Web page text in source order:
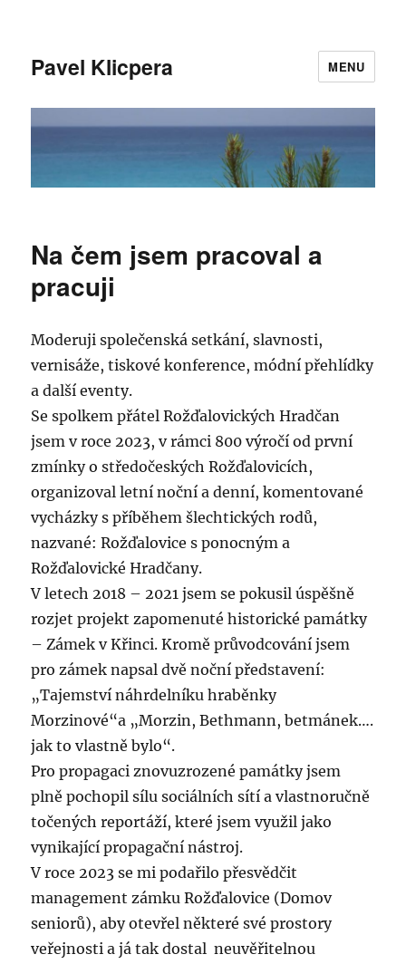
Pavel Klicpera MENU
Na čem jsem pracoval a
pracuji
Moderuji společenská setkání, slavnosti,
vernisáže, tiskové konference, módní přehlídky
a další eventy.
Se spolkem přátel Rožďalovických Hradčan
jsem v roce 2023, v rámci 800 výročí od první
zmínky o středočeských Rožďalovicích,
organizoval letní noční a denní, komentované
vycházky s příběhem šlechtických rodů,
nazvané: Rožďalovice s ponocným a
Rožďalovické Hradčany.
V letech 2018 – 2021 jsem se pokusil úspěšně
rozjet projekt zapomenuté historické památky
– Zámek v Křinci. Kromě průvodcování jsem
pro zámek napsal dvě noční představení:
„Tajemství náhrdelníku hraběnky
Morzinové“a „Morzin, Bethmann, betmánek….
jak to vlastně bylo“.
Pro propagaci znovuzrozené památky jsem
plně pochopil sílu sociálních sítí a vlastnoručně
točených reportáží, které jsem využil jako
vynikající propagační nástroj.
V roce 2023 se mi podařilo přesvědčit
management zámku Rožďalovice (Domov
seniorů), aby otevřel některé své prostory
veřejnosti a já tak dostal neuvěřitelnou